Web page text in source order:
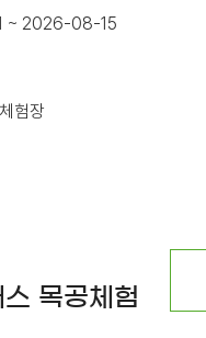
~ 2026-08-15
험장
목공체험